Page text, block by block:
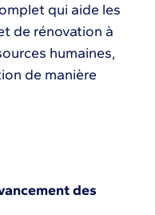
qui aide les
de rénovation à
humaines,
de manière
des